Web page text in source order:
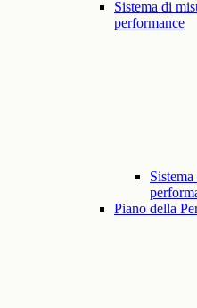
Sistema di
performance
Piano della